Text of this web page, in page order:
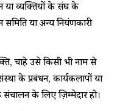
या व्यक्तियों के संघ के
या अन्य नियंत्रणकारी
चाहे उसे किसी भी नाम से
के प्रबंधन, कार्यकलापों या
संचालन के लिए ज़िम्मेदार हो।